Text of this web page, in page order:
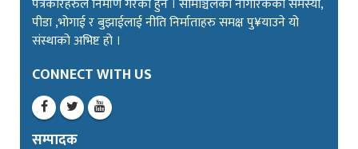
पत्रकारहरुले निर्माण गरेका हुन । सीमाञ्चलका नागरिकको समस्या,
पीडा ,भोगाई र बुझाईलाई नीति निर्माताहरु समक्ष पु¥याउने यो
संस्थाको अभिष्ट हो ।
CONNECT WITH US
सम्पादक